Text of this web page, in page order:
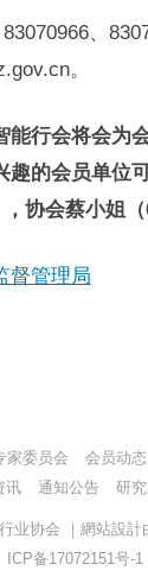
、
。
能行会将会为
趣的会员单位
，协会蔡小姐（
督管理局
家委员会 会员动态
讯 通知公告 研
业协会 ｜網站設計
ICP备17072151号-1